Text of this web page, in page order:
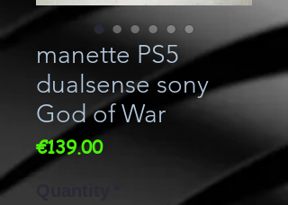
manette PS5
dualsense sony
God of War
€139.00Price